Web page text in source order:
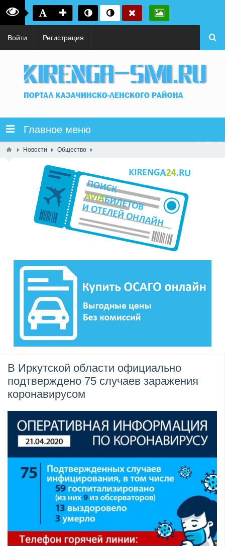
Войти Регистрация
Главное меню
Новости Общество
В Иркутской области официально
подтверждено 75 случаев заражения
коронавирусом